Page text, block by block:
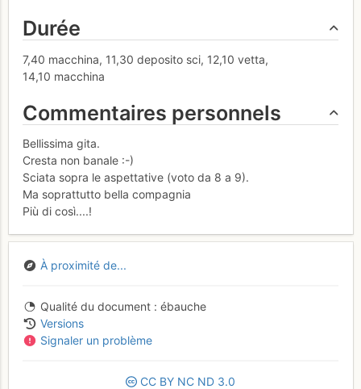
Durée
7,40 macchina, 11,30 deposito sci, 12,10 vetta,
14,10 macchina
Commentaires personnels
Bellissima gita.
Cresta non banale :-)
Sciata sopra le aspettative (voto da 8 a 9).
Ma soprattutto bella compagnia
Più di così....!
À proximité de...
Qualité du document
ébauche
Versions
Signaler un problème
CC BY NC ND 3.0